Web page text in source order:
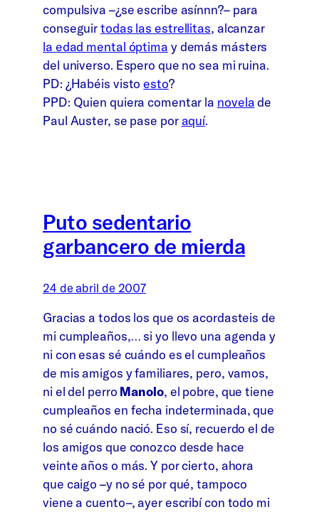
compulsiva –¿se escribe asínnn?– para
conseguirtodas las estrellitas, alcanzar
la edad mental óptima y demás másters
del universo. Espero que no sea mi ruina.
PD: ¿Habéis visto esto?
PPD: Quien quiera comentar la novela de
Paul Auster, se pase por aquí.
Puto sedentario
garbancero de mierda
24 de abril de 2007
Gracias a todos los que os acordasteis de
mi cumpleaños,… si yo llevo una agenda y
ni con esas sé cuándo es el cumpleaños
de mis amigos y familiares, pero, vamos,
ni el del perro Manolo, el pobre, que tiene
cumpleaños en fecha indeterminada, que
no sé cuándo nació. Eso sí, recuerdo el de
los amigos que conozco desde hace
veinte años o más. Y por cierto, ahora
que caigo –y no sé por qué, tampoco
viene a cuento–, ayer escribí con todo mi